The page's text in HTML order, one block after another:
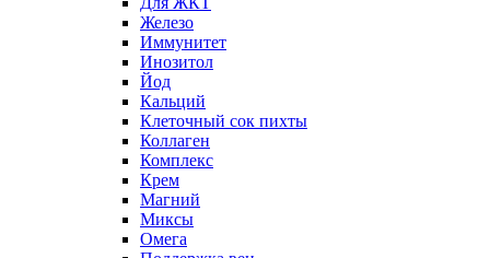
Железо
Иммунитет
Инозитол
Йод
Кальций
Клеточный сок пихты
Коллаген
Комплекс
Крем
Магний
Миксы
Омега